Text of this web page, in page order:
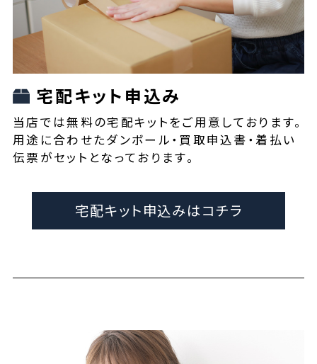
宅配キット申込み
当店では無料の宅配キットをご用意しております。
用途に合わせたダンボール・買取申込書・着払い
伝票がセットとなっております。
宅配キット申込みはコチラ